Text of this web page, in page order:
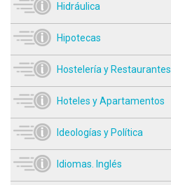
Hidráulica
Hipotecas
Hostelería y Restaurantes
Hoteles y Apartamentos
Ideologías y Política
Idiomas. Inglés